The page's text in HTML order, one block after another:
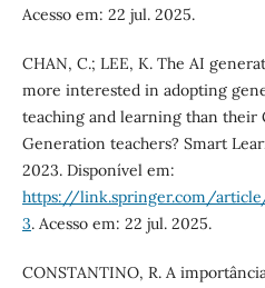
Acesso em: 22 jul. 2025.
CHAN, C.; LEE, K. The AI
more interested in adopting
teaching and learning than their
Generation teachers? Smart
2023. Disponível em:
https://link.springer.com/
3. Acesso em: 22 jul. 2025.
CONSTANTINO, R. A